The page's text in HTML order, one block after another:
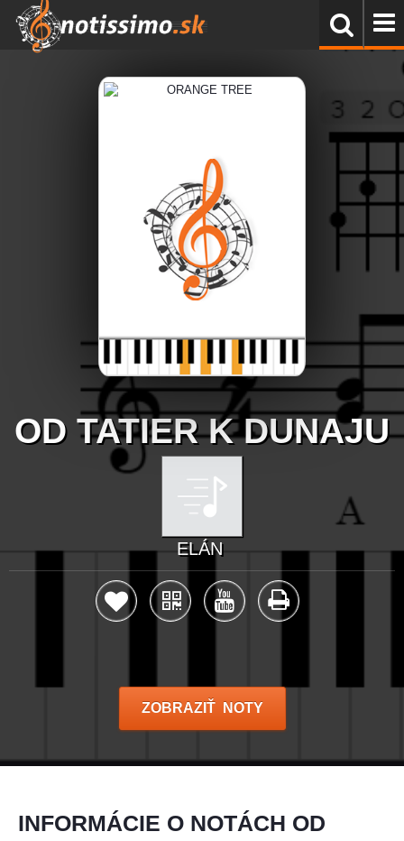
OD TATIER K DUNAJU
ELÁN
ZOBRAZIŤ NOTY
INFORMÁCIE O NOTÁCH OD